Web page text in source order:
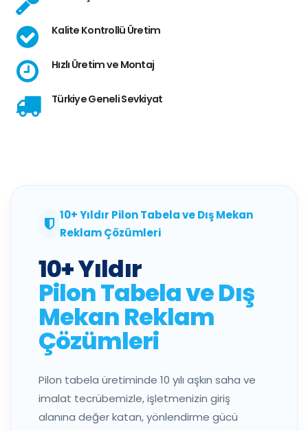
Kalite Kontrollü Üretim
Hızlı Üretim ve Montaj
Türkiye Geneli Sevkiyat
10+ Yıldır Pilon Tabela ve Dış Mekan
Reklam Çözümleri
10+ Yıldır
Pilon Tabela ve Dış
Mekan Reklam
Çözümleri
Pilon tabela üretiminde 10 yılı aşkın saha ve
imalat tecrübemizle, işletmenizin giriş
alanına değer katan, yönlendirme gücü